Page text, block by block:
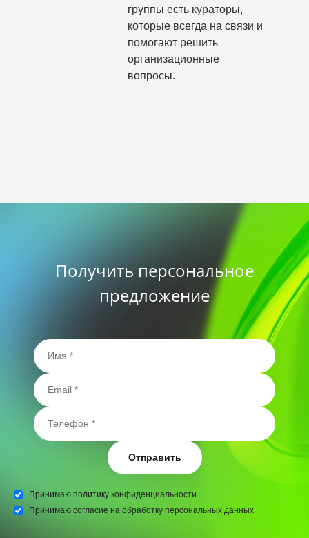
группы есть кураторы,
которые всегда на связи и
помогают решить
организационные
вопросы.
Получить персональное
предложение
Отправить
Принимаю политику конфиденциальности
Принимаю согласие на обработку персональных данных